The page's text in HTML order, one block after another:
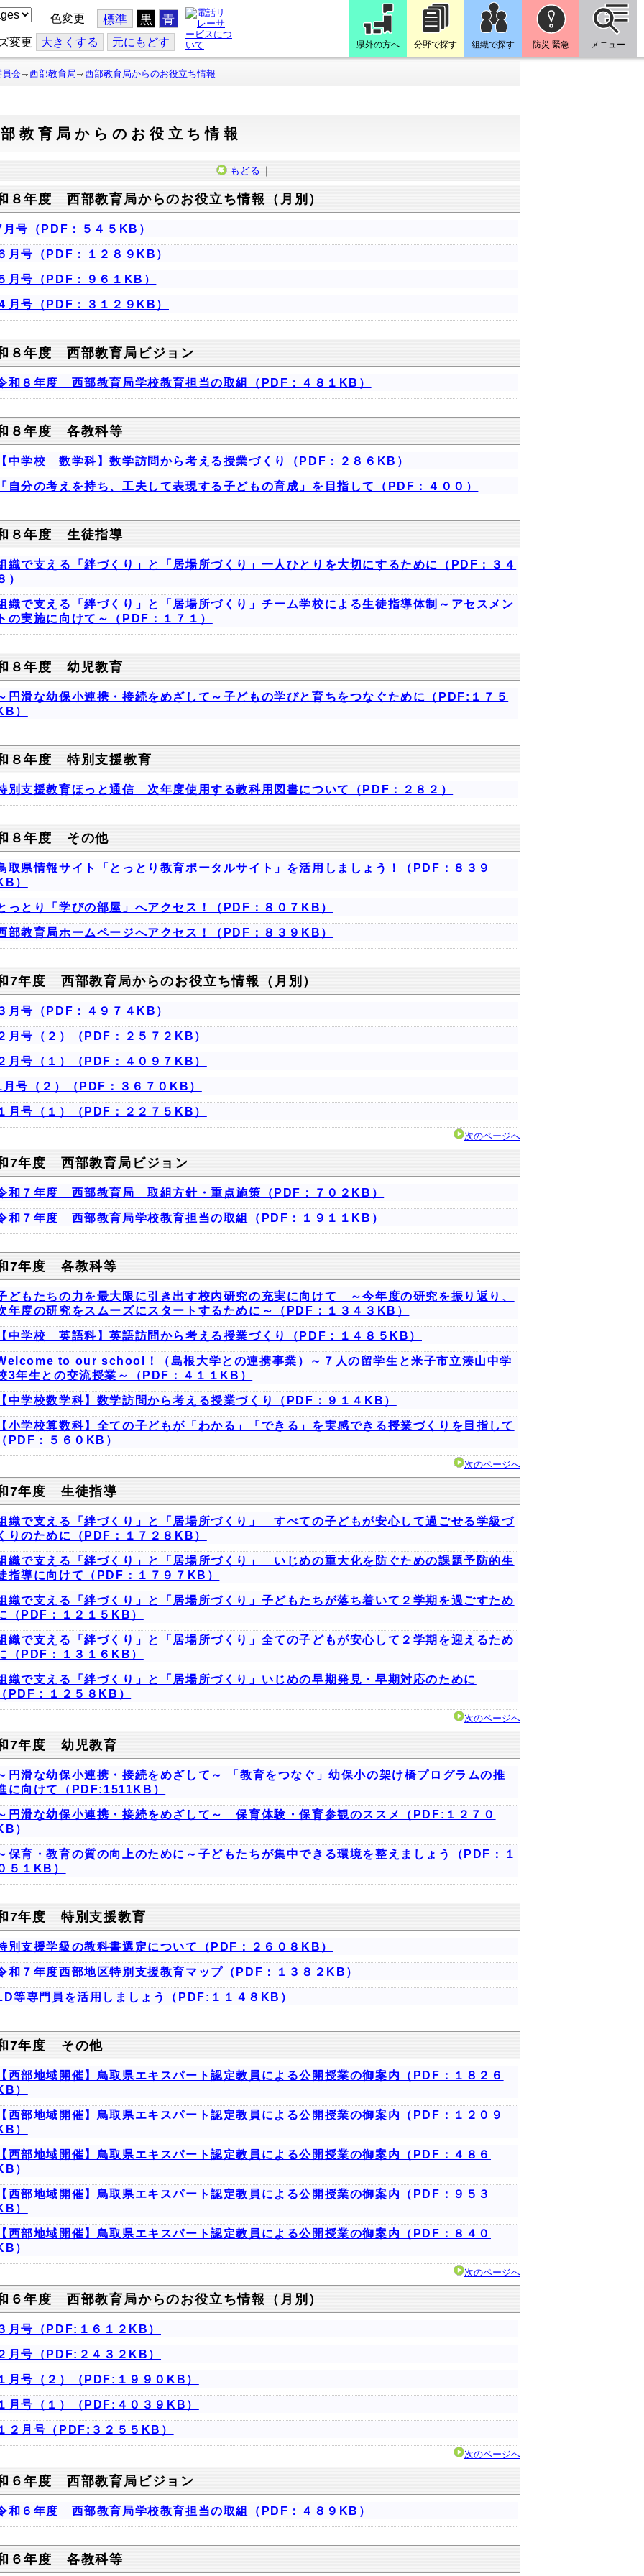
色変更 標準 黒 青
変更 大きくする 元にもどす 県外の方へ 分野で探す 組織で探す 防災 緊急 メニュー
員会 西部教育局 西部教育局からのお役立ち情報
教育局からのお役立ち情報
もどる ｜
８年度 西部教育局からのお役立ち情報（月別）
月号（PDF：５４５KB）
月号（PDF：１２８９KB）
月号（PDF：９６１KB）
月号（PDF：３１２９KB）
８年度 西部教育局ビジョン
和８年度 西部教育局学校教育担当の取組（PDF：４８１KB）
８年度 各教科等
中学校 数学科】数学訪問から考える授業づくり（PDF：２８６KB）
自分の考えを持ち、工夫して表現する子どもの育成」を目指して（PDF：４００）
８年度 生徒指導
織で支える「絆づくり」と「居場所づくり」一人ひとりを大切にするために（PDF：３４
）
織で支える「絆づくり」と「居場所づくり」チーム学校による生徒指導体制～アセスメン
の実施に向けて～（PDF：１７１）
８年度 幼児教育
円滑な幼保小連携・接続をめざして～子どもの学びと育ちをつなぐために（PDF:１７５
）
８年度 特別支援教育
別支援教育ほっと通信 次年度使用する教科用図書について（PDF：２８２）
８年度 その他
取県情報サイト「とっとり教育ポータルサイト」を活用しましょう！（PDF：８３９
）
っとり「学びの部屋」へアクセス！（PDF：８０７KB）
部教育局ホームページへアクセス！（PDF：８３９KB）
7年度 西部教育局からのお役立ち情報（月別）
月号（PDF：４９７４KB）
月号（２）（PDF：２５７２KB）
月号（１）（PDF：４０９７KB）
月号（２）（PDF：３６７０KB）
月号（１）（PDF：２２７５KB）
次のページへ
7年度 西部教育局ビジョン
和７年度 西部教育局 取組方針・重点施策（PDF：７０２KB）
和７年度 西部教育局学校教育担当の取組（PDF：１９１１KB）
7年度 各教科等
どもたちの力を最大限に引き出す校内研究の充実に向けて ～今年度の研究を振り返り、
年度の研究をスムーズにスタートするために～（PDF：１３４３KB）
中学校 英語科】英語訪問から考える授業づくり（PDF：１４８５KB）
to our school！（島根大学との連携事業）～７人の留学生と米子市立湊山中学
3年生との交流授業～（PDF：４１１KB）
中学校数学科】数学訪問から考える授業づくり（PDF：９１４KB）
小学校算数科】全ての子どもが「わかる」「できる」を実感できる授業づくりを目指して
PDF：５６０KB）
次のページへ
7年度 生徒指導
織で支える「絆づくり」と「居場所づくり」 すべての子どもが安心して過ごせる学級づ
りのために（PDF：１７２８KB）
織で支える「絆づくり」と「居場所づくり」 いじめの重大化を防ぐための課題予防的生
指導に向けて（PDF：１７９７KB）
織で支える「絆づくり」と「居場所づくり」子どもたちが落ち着いて２学期を過ごすため
（PDF：１２１５KB）
織で支える「絆づくり」と「居場所づくり」全ての子どもが安心して２学期を迎えるため
（PDF：１３１６KB）
織で支える「絆づくり」と「居場所づくり」いじめの早期発見・早期対応のために
PDF：１２５８KB）
次のページへ
7年度 幼児教育
円滑な幼保小連携・接続をめざして～ 「教育をつなぐ」幼保小の架け橋プログラムの推
に向けて（PDF:1511KB）
円滑な幼保小連携・接続をめざして～ 保育体験・保育参観のススメ（PDF:１２７０
）
保育・教育の質の向上のために～子どもたちが集中できる環境を整えましょう（PDF：１
５１KB）
7年度 特別支援教育
別支援学級の教科書選定について（PDF：２６０８KB）
和７年度西部地区特別支援教育マップ（PDF：１３８２KB）
等専門員を活用しましょう（PDF:１１４８KB）
7年度 その他
西部地域開催】鳥取県エキスパート認定教員による公開授業の御案内（PDF：１８２６
）
西部地域開催】鳥取県エキスパート認定教員による公開授業の御案内（PDF：１２０９
）
西部地域開催】鳥取県エキスパート認定教員による公開授業の御案内（PDF：４８６
）
西部地域開催】鳥取県エキスパート認定教員による公開授業の御案内（PDF：９５３
）
西部地域開催】鳥取県エキスパート認定教員による公開授業の御案内（PDF：８４０
）
次のページへ
６年度 西部教育局からのお役立ち情報（月別）
月号（PDF:１６１２KB）
月号（PDF:２４３２KB）
月号（２）（PDF:１９９０KB）
月号（１）（PDF:４０３９KB）
２月号（PDF:３２５５KB）
次のページへ
６年度 西部教育局ビジョン
和６年度 西部教育局学校教育担当の取組（PDF：４８９KB）
６年度 各教科等